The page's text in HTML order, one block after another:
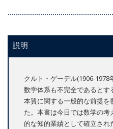
説明
クルト・ゲーデル(1906-
数学体系も不完全であると
本質に関する一般的な前提を
た。本書は今日では数学の
的な知的業績として確立さ